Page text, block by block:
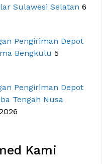
Sulawesi Selatan 6
Pengiriman Depot
Bengkulu 5
Pengiriman Depot
Tengah Nusa
Kami